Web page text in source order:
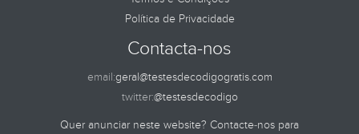
Política de Privacidade
Contacta-nos
email:geral@testesdecodigogratis.com
twitter:@testesdecodigo
Quer anunciar neste website? Contacte-nos para